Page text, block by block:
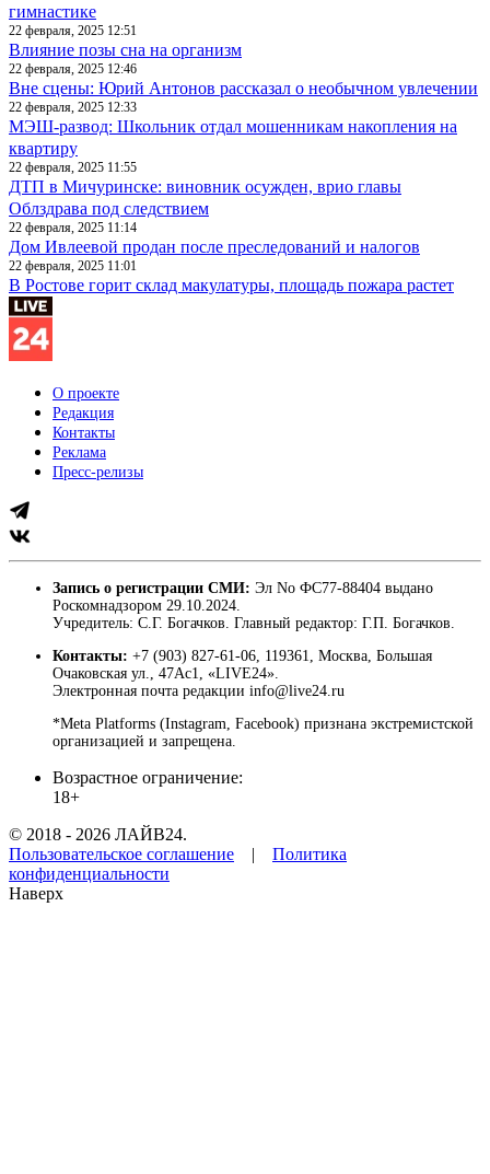
гимнастике
22 февраля, 2025 12:51
Влияние позы сна на организм
22 февраля, 2025 12:46
Вне сцены: Юрий Антонов рассказал о необычном увлечении
22 февраля, 2025 12:33
МЭШ-развод: Школьник отдал мошенникам накопления на
квартиру
22 февраля, 2025 11:55
ДТП в Мичуринске: виновник осужден, врио главы
Облздрава под следствием
22 февраля, 2025 11:14
Дом Ивлеевой продан после преследований и налогов
22 февраля, 2025 11:01
В Ростове горит склад макулатуры, площадь пожара растет
О проекте
Редакция
Контакты
Реклама
Пресс-релизы
Запись о регистрации СМИ: Эл No ФС77-88404 выдано
Роскомнадзором 29.10.2024.
Учредитель: С.Г. Богачков. Главный редактор: Г.П. Богачков.
Контакты: +7 (903) 827-61-06, 119361, Москва, Большая
Очаковская ул., 47Ас1, «LIVE24».
Электронная почта редакции info@live24.ru
*Meta Platforms (Instagram, Facebook) признана экстремистской
организацией и запрещена.
Возрастное ограничение:
18+
© 2018 - 2026 ЛАЙВ24.
Пользовательское соглашение | Политика
конфиденциальности
Наверх